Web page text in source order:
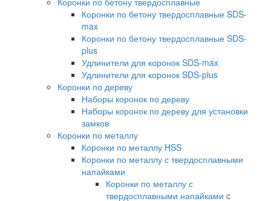
Коронки по бетону твердосплавные SDS-
max
Коронки по бетону твердосплавные SDS-
plus
Удлинители для коронок SDS-max
Удлинители для коронок SDS-plus
Коронки по дереву
Наборы коронок по дереву
Наборы коронок по дереву для установки
замков
Коронки по металлу
Коронки по металлу HSS
Коронки по металлу с твердосплавными
напайками
Коронки по металлу с
твердосплавными напайками c